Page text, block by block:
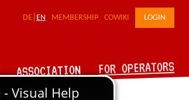
DE EN MEMBERSHIP COWIKI LOGIN
ASSOCIATION FOR OPERATORS